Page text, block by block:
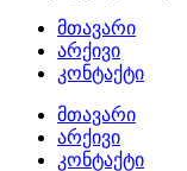
მთავარი
არქივი
კონტაქტი
მთავარი
არქივი
კონტაქტი